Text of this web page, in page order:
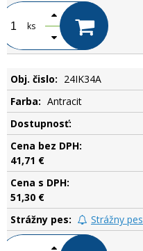
ks
24IK34A
Antracit
41,71 €
51,30 €
Strážny pes